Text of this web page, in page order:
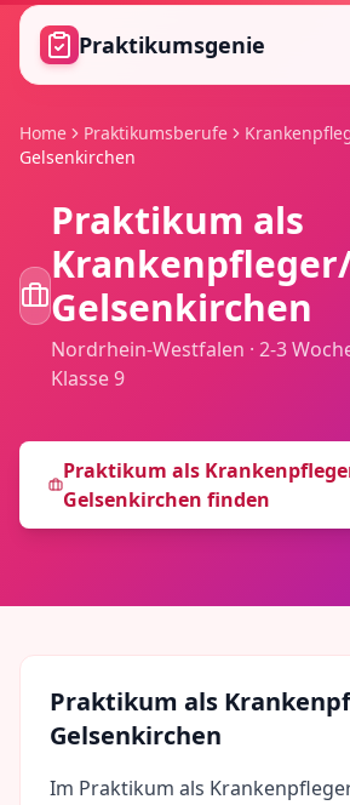
Zum Hauptinhalt springen
Praktikumsgenie
Home Praktikumsberufe
Gelsenkirchen
Praktikum als
Gelsenkirchen
Nordrhein-Westfalen · 2-3
Klasse 9
Praktikum als
Gelsenkirchen finden
Praktikum als
Gelsenkirchen
Im Praktikum als